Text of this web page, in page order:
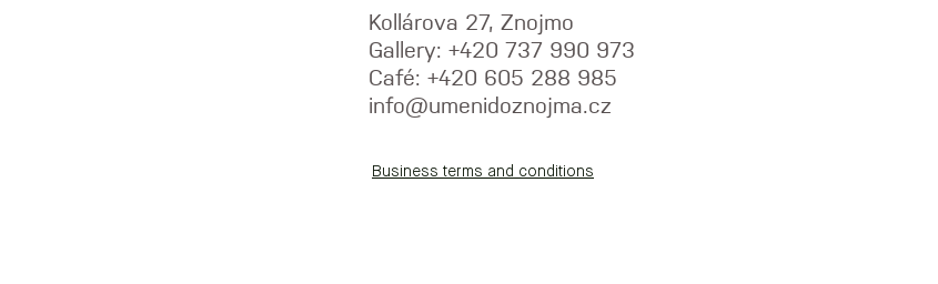
Kollárova 27, Znojmo
Gallery: +420 737 990 973
Café: +420 605 288 985
info@umenidoznojma.cz
Business terms and conditions